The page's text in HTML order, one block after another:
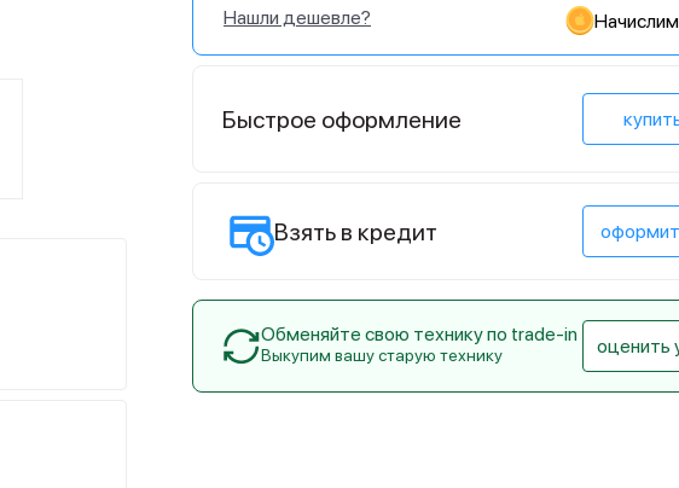
Нашли дешевле?
Быстрое оформление
Взять в кредит
Обменяйте свою технику по trade-in
Выкупим вашу старую технику оценить